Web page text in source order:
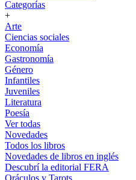
Categorías
+
Arte
Ciencias sociales
Economía
Gastronomía
Género
Infantiles
Juveniles
Literatura
Poesía
Ver todas
Novedades
Todos los libros
Novedades de libros en inglés
Descubrí la editorial FERA
Oráculos y Tarots